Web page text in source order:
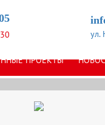
ул.
ПРОЕКТЫ
день в день,